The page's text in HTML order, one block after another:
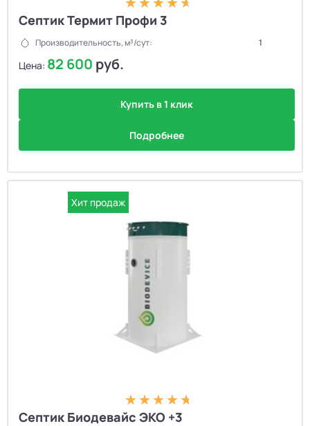
Септик Термит Профи 3
Производительность, м³/сут: 1
Цена: 82 600 руб.
Купить в 1 клик
Подробнее
Хит продаж
Септик Биодевайс ЭКО +3